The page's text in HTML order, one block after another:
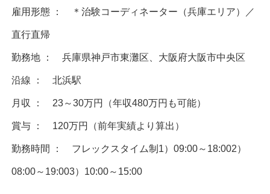
雇用形態 ： ＊治験コーディネーター（兵庫エリア）／
直行直帰
勤務地 ： 兵庫県神戸市東灘区、大阪府大阪市中央区
沿線 ： 北浜駅
月収 ： 23～30万円（年収480万円も可能）
賞与 ： 120万円（前年実績より算出）
勤務時間 ： フレックスタイム制1）09:00～18:002）
08:00～19:003）10:00～15:00